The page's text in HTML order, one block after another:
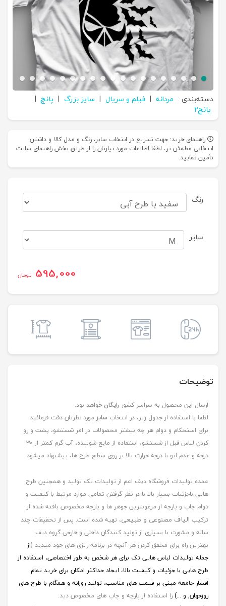
دسته‌بندی : مردانه | فیلم و سریال | سایز بزرگ | پانچ |
پانچ2
راهنمای خرید: جهت تسریع در انتخاب سایز، رنگ و مدل کالا و داشتن
انتخابی مطمئن تر، لطفا اطلاعات مورد نیازتان را از طریق بخش راهنمای سایت
تأمین نمایید.
رنگ
سایز
595,000 تومان
توضیحات
ارسال این محصول به سراسر کشور رایگانخواهد بود.
لطفا با استفاده از جدول زیر، در انتخاب سایز مورد نظرتان دقت فرمائید.
برای استحکام و دوام هر چه بیشتر محصولات در امر شستشو، پشت و رو
کردن لباس قبل از شستشو، استفاده از مایع شوینده، آب گرم کمتر از ۳۰
درجه و عدم اتو با درجه حرارت بالا بر روی سطح طرح ها، پیشنهاد میشود.
عمده تولیدات فروشگاه دیف اعم از تولیدات تک تولید و همچنین طرح
هایی باجزئیات بسیار بالا با در نظر گرفتن تمامی موارد مرتبط با کیفیت و
دوام چاپ و پارچه از مرغوبترین جوهر ها و پارچه مخصوص بافته شده از
ترکیب الیاف مصنوعی و طبیعی، تهیه شده است. پس از تحقیقات چند
ساله و مشورت با بسیاری از تولید کنندگان داخلی و خارجی گروه دیف
بهترین راه برای محقق کردن هر آنچه در برنامه ریزی های خود میدید (از
جمله تولیدات لباس هایی تک برای هر شخص به طور اختصاصی، استفاده از
طرح هایی با جزئیات و کیفیت بالا، ایجاد حداکثر امکان برای خرید تمام
اقشار جامعه مبنی بر قیمت های مناسب، تولید روزانه و همگام با طرح های
روزجهان, و ...)را استفاده از پارچه و چاپ های مخصوص دید.